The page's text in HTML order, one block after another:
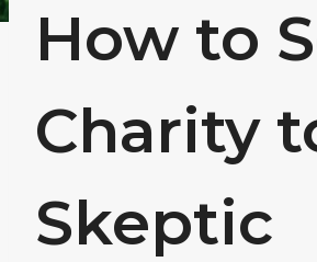
How to
Charity
Skeptic